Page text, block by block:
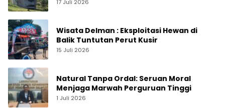
17 Juli 2026
Wisata Delman : Eksploitasi Hewan di
Balik Tuntutan Perut Kusir
15 Juli 2026
Natural Tanpa Ordal: Seruan Moral
Menjaga Marwah Perguruan Tinggi
1 Juli 2026